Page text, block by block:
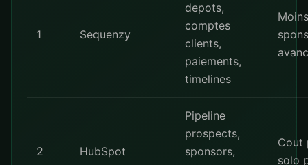
1 Sequenzy
depots,
comptes
clients,
paiements,
timelines
2 HubSpot
Pipeline
prospects,
sponsors,
Cout
solo